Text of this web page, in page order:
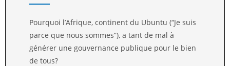
Pourquoi l’Afrique, continent du Ubuntu (“Je suis
parce que nous sommes”), a tant de mal à
générer une gouvernance publique pour le bien
de tous?